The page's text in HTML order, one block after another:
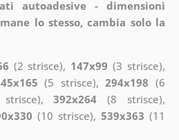
autoadesive - dimensioni
lo stesso, cambia solo la
(2 strisce), 147x99 (3 strisce),
(5 strisce),294x198 (6
392x264 (8 strisce),
(10 strisce),539x363 (11